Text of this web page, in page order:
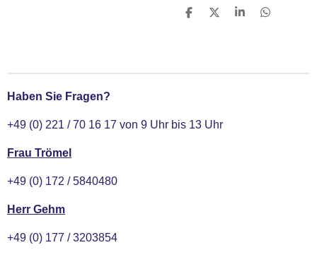
T
n
T
n
T
n
T
n
Haben Sie Fragen?
+49 (0) 221 / 70 16 17 von 9 Uhr bis 13 Uhr
Frau Trömel
+49 (0) 172 / 5840480
Herr Gehm
+49 (0) 177 / 3203854